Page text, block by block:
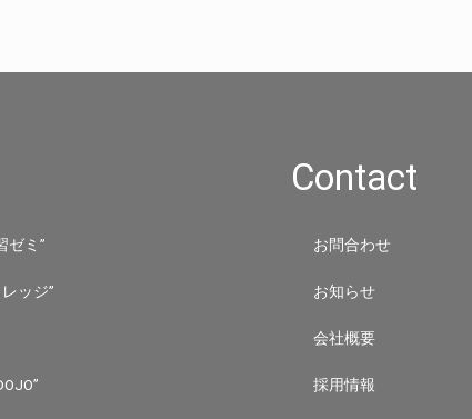
ゼミ”
ッジ”
Contact
お問合わせ
お知らせ
会社概要
採用情報